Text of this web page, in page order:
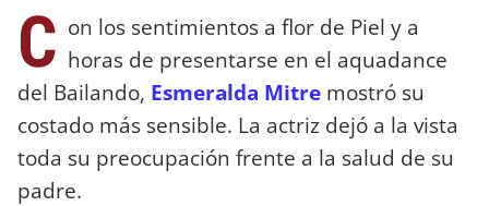
C on los sentimientos a flor de Piel y a
horas de presentarse en el aquadance
del Bailando, Esmeralda Mitre mostró su
costado más sensible. La actriz dejó a la vista
toda su preocupación frente a la salud de su
padre.